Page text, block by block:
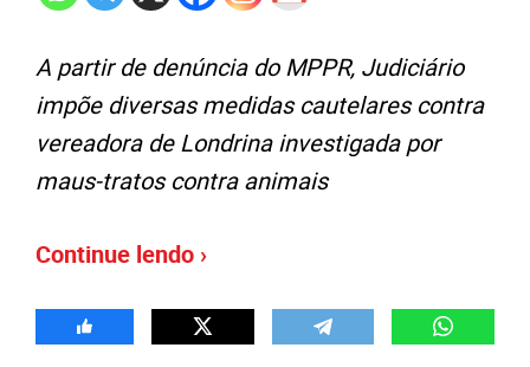
A partir de denúncia do MPPR, Judiciário
impõe diversas medidas cautelares contra
vereadora de Londrina investigada por
maus-tratos contra animais
Continue lendo ›